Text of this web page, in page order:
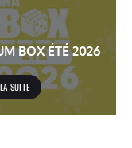
BOX ÉTÉ 2026
SUITE